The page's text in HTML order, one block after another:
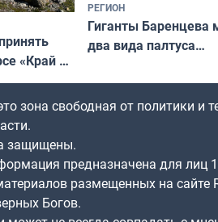
«Край у
фотогид
РЕГИОН
Гиганты Баренцева
два вида палтуса
зона свободная от политики и
защищены.
предназначена для лиц
размещенных на сайте
Богов.